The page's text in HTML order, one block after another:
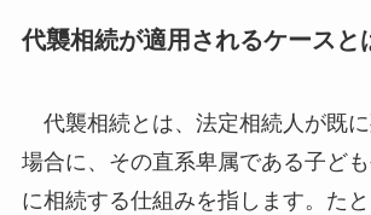
代襲相続が適用されるケースと
代襲相続とは、法定相続人が既
場合に、その直系卑属である子ど
に相続する仕組みを指します。た